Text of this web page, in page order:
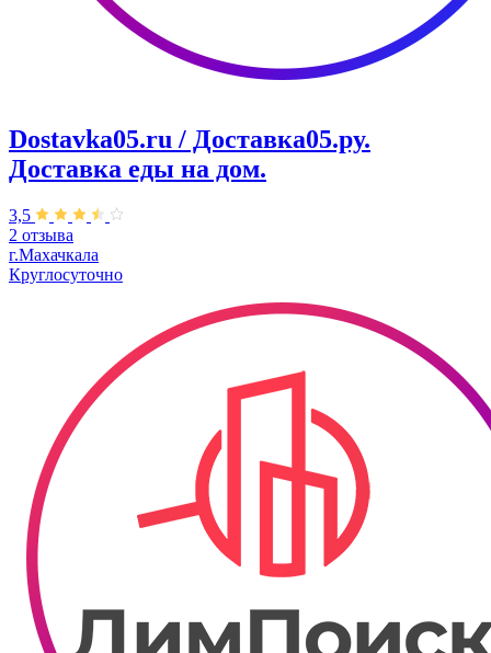
Dostavka05.ru / Доставка05.ру.
Доставка еды на дом.
3,5
2 отзыва
г.Махачкала
Круглосуточно